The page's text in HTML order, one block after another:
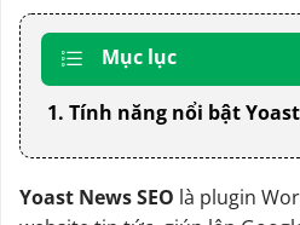
Mục lục
1. Tính năng nổi bật Yoast
Yoast News SEO là plugin